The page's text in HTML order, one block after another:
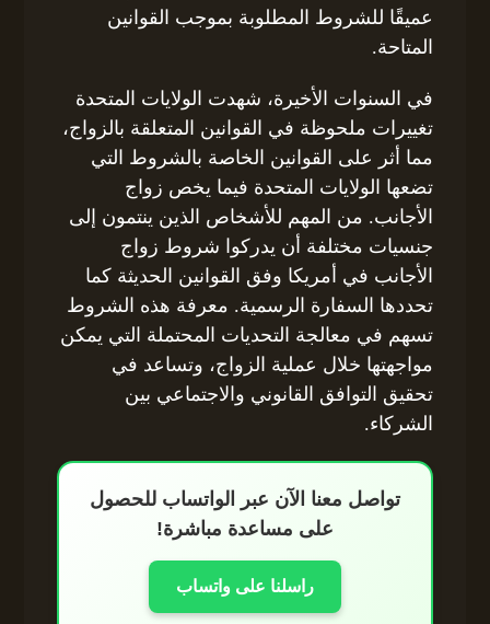
عميقًا للشروط المطلوبة بموجب القوانين
المتاحة.
في السنوات الأخيرة، شهدت الولايات المتحدة
تغييرات ملحوظة في القوانين المتعلقة بالزواج،
مما أثر على القوانين الخاصة بالشروط التي
تضعها الولايات المتحدة فيما يخص زواج
الأجانب. من المهم للأشخاص الذين ينتمون إلى
جنسيات مختلفة أن يدركوا شروط زواج
الأجانب في أمريكا وفق القوانين الحديثة كما
تحددها السفارة الرسمية. معرفة هذه الشروط
تسهم في معالجة التحديات المحتملة التي يمكن
مواجهتها خلال عملية الزواج، وتساعد في
تحقيق التوافق القانوني والاجتماعي بين
الشركاء.
تواصل معنا الآن عبر الواتساب للحصول
على مساعدة مباشرة!
راسلنا على واتساب